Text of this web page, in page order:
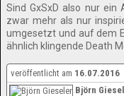
Sind GxSxD also nur ein
zwar mehr als nur
umgesetzt und auf dem
ähnlich klingende Death
veröffentlicht am 16.07.2016
Björn